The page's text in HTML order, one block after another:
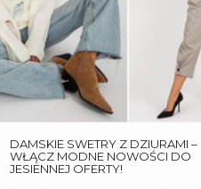
DAMSKIE SWETRY Z DZIURAMI –
WŁĄCZ MODNE NOWOŚCI DO
JESIENNEJ OFERTY!